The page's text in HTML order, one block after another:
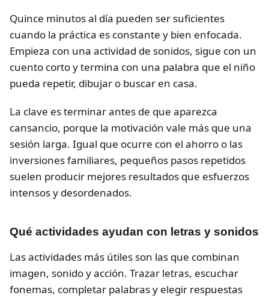
Quince minutos al día pueden ser suficientes
cuando la práctica es constante y bien enfocada.
Empieza con una actividad de sonidos, sigue con un
cuento corto y termina con una palabra que el niño
pueda repetir, dibujar o buscar en casa.
La clave es terminar antes de que aparezca
cansancio, porque la motivación vale más que una
sesión larga. Igual que ocurre con el ahorro o las
inversiones familiares, pequeños pasos repetidos
suelen producir mejores resultados que esfuerzos
intensos y desordenados.
Qué actividades ayudan con letras y sonidos
Las actividades más útiles son las que combinan
imagen, sonido y acción. Trazar letras, escuchar
fonemas, completar palabras y elegir respuestas